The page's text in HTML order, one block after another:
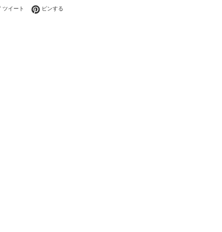
でシェアする
ツイート Twitterに投稿する
ピンする